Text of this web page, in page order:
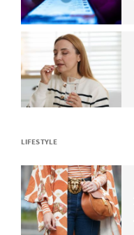
LIFESTYLE